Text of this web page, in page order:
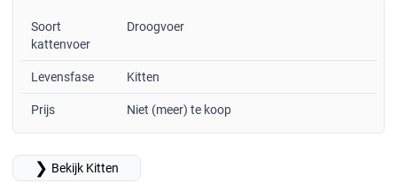
Soort
kattenvoer
Droogvoer
Levensfase Kitten
Prijs Niet (meer) te koop
❯ Bekijk Kitten